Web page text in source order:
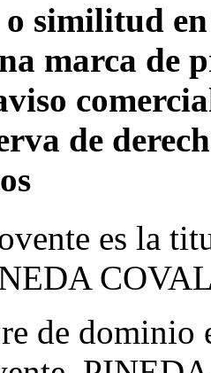
similitud
marca de
de
es la
de dominio